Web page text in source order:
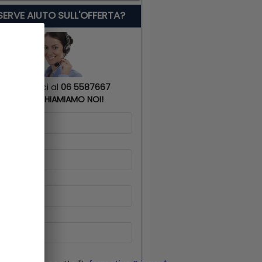
AIUTO SULL'OFFERTA?
Chiamaci al 06 5587667
TI RICHIAMIAMO NOI!